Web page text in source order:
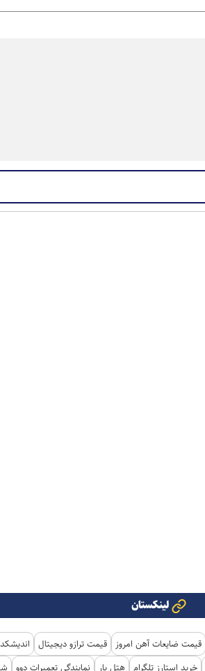
لینکستان
قیمت ضایعات آهن امروز قیمت ترازو دیجیتال
خرید استارز تلگرام هتل یار نمایندگی تعمیرات دوو